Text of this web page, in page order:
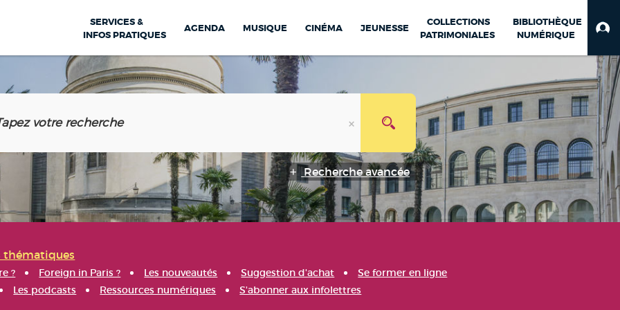
SERVICES &
INFOS PRATIQUES
AGENDA MUSIQUE CINÉMA JEUNESSE
COLLECTIONS
PATRIMONIALES
BIBLIOTHÈQUE
NUMÉRIQUE
Recherche avancée
thématiques
? Foreign in Paris ? Les nouveautés Suggestion d'achat
Se former en ligne
Les podcasts Ressources numériques S'abonner aux infolettres